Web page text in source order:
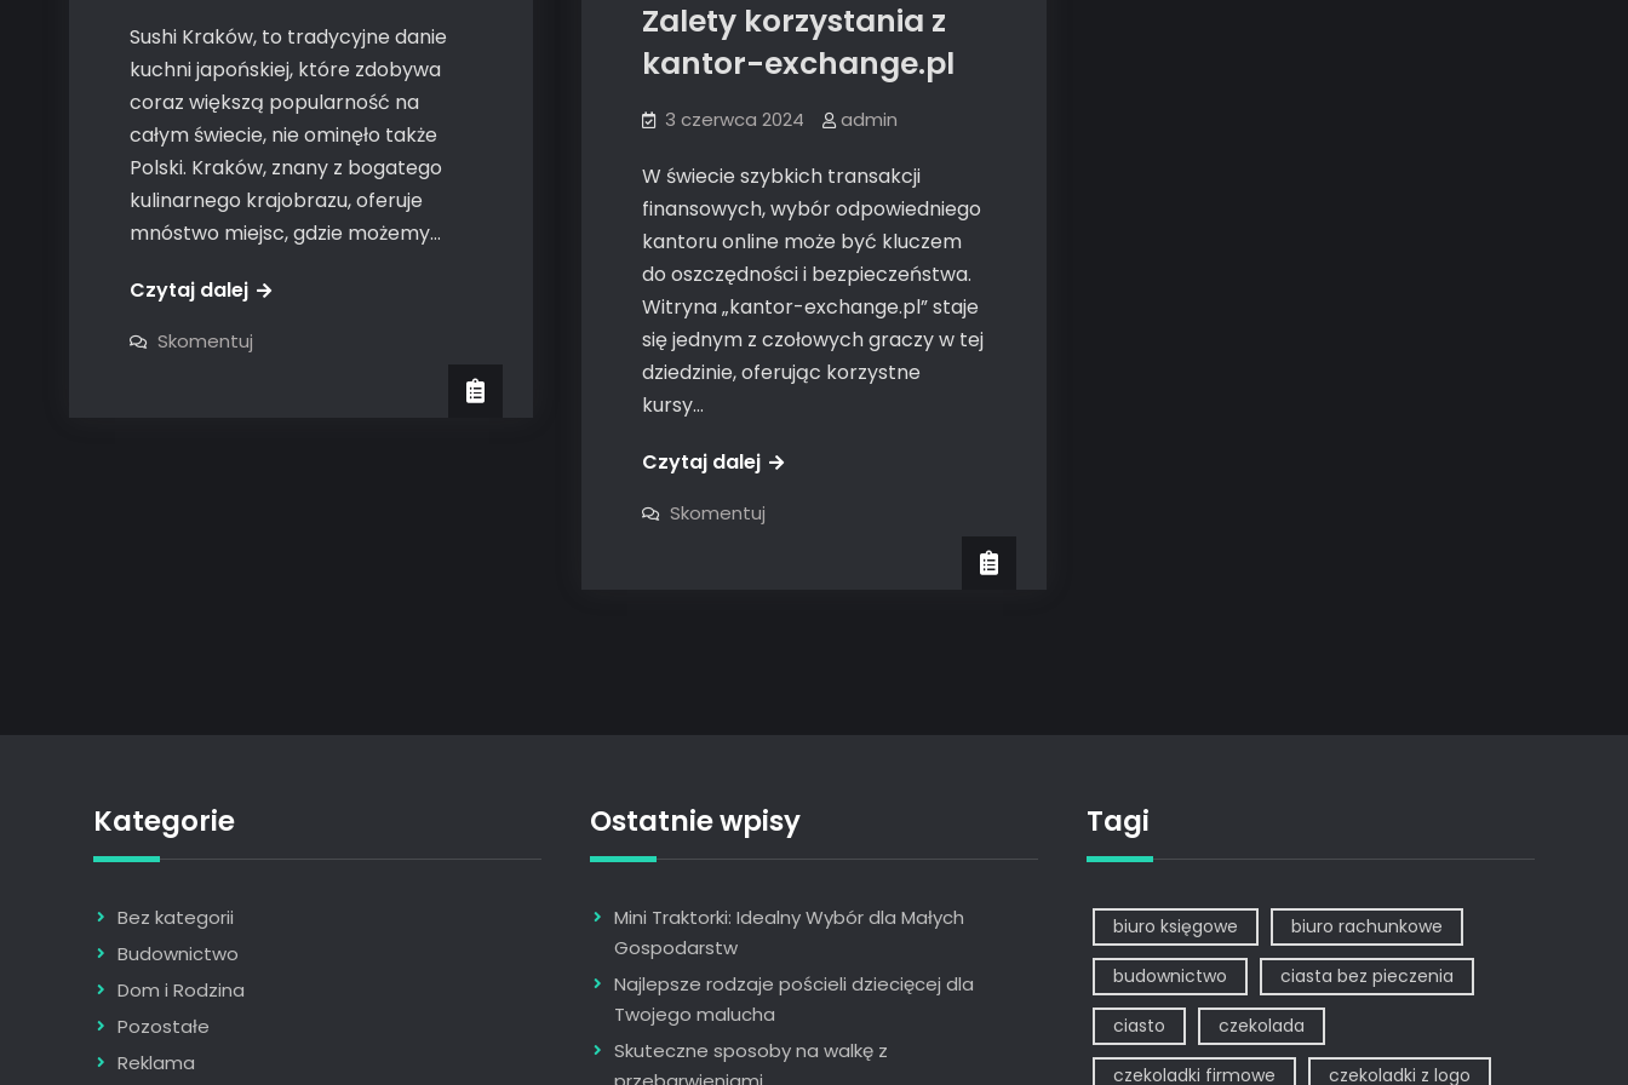
Sushi Kraków, to tradycyjne danie
kuchni japońskiej, które zdobywa
coraz większą popularność na
całym świecie, nie ominęło także
Polski. Kraków, znany z bogatego
kulinarnego krajobrazu, oferuje
mnóstwo miejsc, gdzie możemy…
Czytaj dalej
Skomentuj
Zalety korzystania z
kantor-exchange.pl
3 czerwca 2024 admin
W świecie szybkich transakcji
finansowych, wybór odpowiedniego
kantoru online może być kluczem
do oszczędności i bezpieczeństwa.
Witryna „kantor-exchange.pl” staje
się jednym z czołowych graczy w tej
dziedzinie, oferując korzystne
kursy…
Czytaj dalej
Skomentuj
Kategorie
Bez kategorii
Budownictwo
Dom i Rodzina
Pozostałe
Reklama
Ostatnie wpisy
Mini Traktorki: Idealny Wybór dla Małych
Gospodarstw
Najlepsze rodzaje pościeli dziecięcej dla
Twojego malucha
Skuteczne sposoby na walkę z
Tagi
biuro księgowe biuro rachunkowe
budownictwo ciasta bez pieczenia
ciasto czekolada
czekoladki firmowe czekoladki z logo